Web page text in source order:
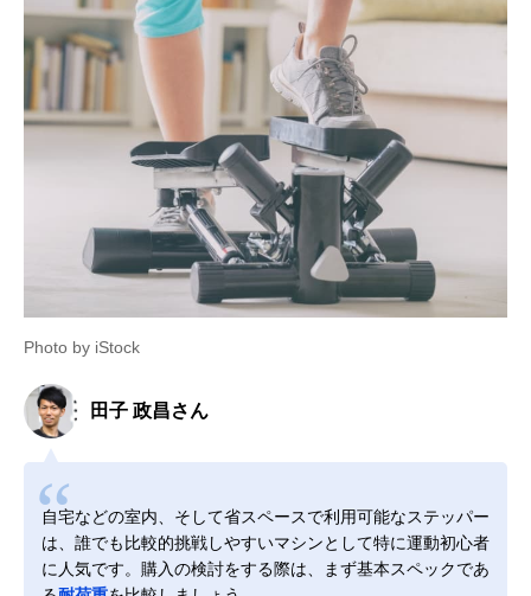
Photo by iStock
田子 政昌さん
自宅などの室内、そして省スペースで利用可能なステッパー
は、誰でも比較的挑戦しやすいマシンとして特に運動初心者
に人気です。購入の検討をする際は、まず基本スペックであ